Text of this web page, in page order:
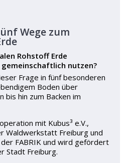
Wege zum
Rohstoff Erde
nutzen?
Frage in fünf besonderen
Boden über
bis hin zum Backen im
mit Kubus³ e.V.,
Waldwerkstatt Freiburg und
FABRIK und wird gefördert
Stadt Freiburg.